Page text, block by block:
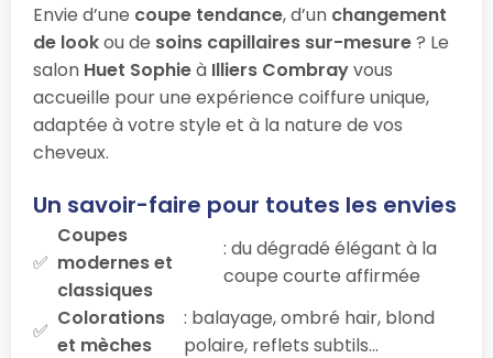
Envie d’une coupe tendance, d’un changement
de lookou de soins capillaires sur-mesure? Le
salon Huet Sophieà Illiers Combrayvous
accueille pour une expérience coiffure unique,
adaptée à votre style et à la nature de vos
cheveux.
Un savoir-faire pour toutes les envies
Coupes
modernes et
classiques
: du dégradé élégant à la
coupe courte affirmée
Colorations
et mèches
: balayage, ombré hair, blond
polaire, reflets subtils…